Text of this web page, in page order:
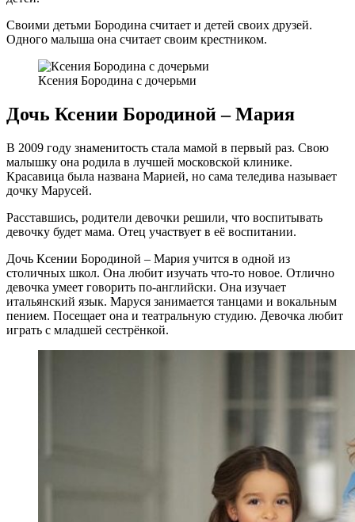
Своими детьми Бородина считает и детей своих друзей.
Одного малыша она считает своим крестником.
Ксения Бородина с дочерьми
Дочь Ксении Бородиной – Мария
В 2009 году знаменитость стала мамой в первый раз. Свою
малышку она родила в лучшей московской клинике.
Красавица была названа Марией, но сама теледива называет
дочку Марусей.
Расставшись, родители девочки решили, что воспитывать
девочку будет мама. Отец участвует в её воспитании.
Дочь Ксении Бородиной – Мария учится в одной из
столичных школ. Она любит изучать что-то новое. Отлично
девочка умеет говорить по-английски. Она изучает
итальянский язык. Маруся занимается танцами и вокальным
пением. Посещает она и театральную студию. Девочка любит
играть с младшей сестрёнкой.